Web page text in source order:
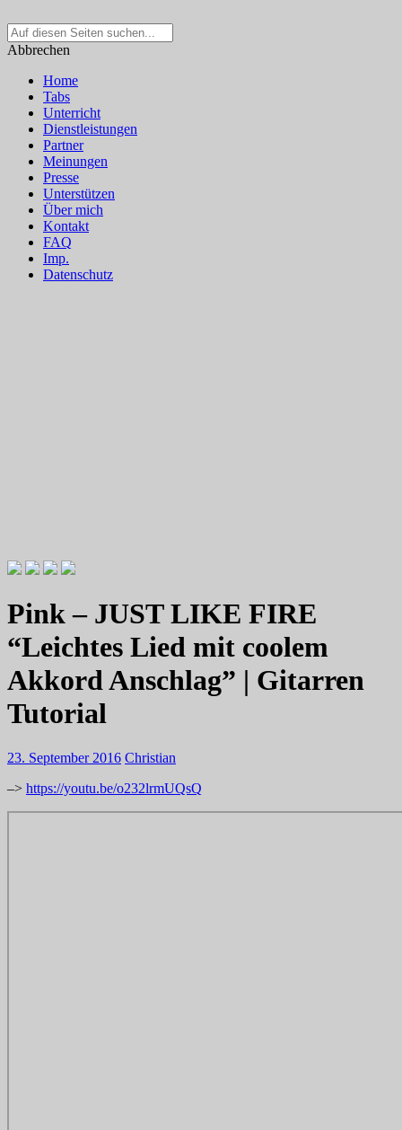
Suche
nach:
Abbrechen
Home
Tabs
Unterricht
Dienstleistungen
Partner
Meinungen
Presse
Unterstützen
Über mich
Kontakt
FAQ
Imp.
Datenschutz
Willkommen zu Christians How
To Plays
Pink – JUST LIKE FIRE
“Leichtes Lied mit coolem
Akkord Anschlag” | Gitarren
Tutorial
23. September 2016 Christian
–> https://youtu.be/o232lrmUQsQ